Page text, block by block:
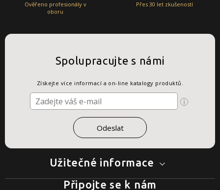
Ověřeno profesionály v
oboru
Přes 30 let zkušeností
Užitečné informace
Spolupracujte s námi
Získejte více informací a on-line katalogy produktů.
Připojte se k nám